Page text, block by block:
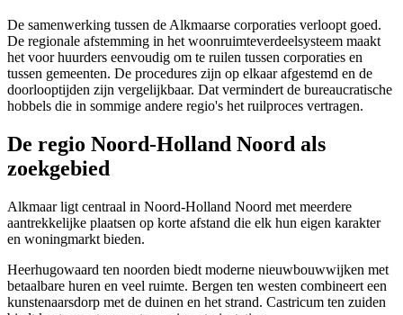
De samenwerking tussen de Alkmaarse corporaties verloopt goed.
De regionale afstemming in het woonruimteverdeelsysteem maakt
het voor huurders eenvoudig om te ruilen tussen corporaties en
tussen gemeenten. De procedures zijn op elkaar afgestemd en de
doorlooptijden zijn vergelijkbaar. Dat vermindert de bureaucratische
hobbels die in sommige andere regio's het ruilproces vertragen.
De regio Noord-Holland Noord als
zoekgebied
Alkmaar ligt centraal in Noord-Holland Noord met meerdere
aantrekkelijke plaatsen op korte afstand die elk hun eigen karakter
en woningmarkt bieden.
Heerhugowaard ten noorden biedt moderne nieuwbouwwijken met
betaalbare huren en veel ruimte. Bergen ten westen combineert een
kunstenaarsdorp met de duinen en het strand. Castricum ten zuiden